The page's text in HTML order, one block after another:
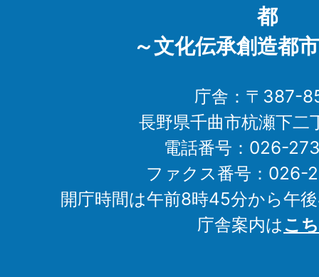
都
～文化伝承創造都
庁舎：〒387-
長野県千曲市杭瀬下二
電話番号：026-
ファクス番号：026-
開庁時間は午前8時45分から午
庁舎案内はこ